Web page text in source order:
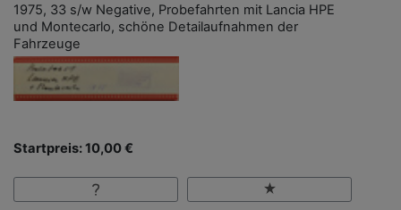
1975, 33 s/w Negative, Probefahrten mit Lancia HPE
und Montecarlo, schöne Detailaufnahmen der
Fahrzeuge
Startpreis: 10,00 €